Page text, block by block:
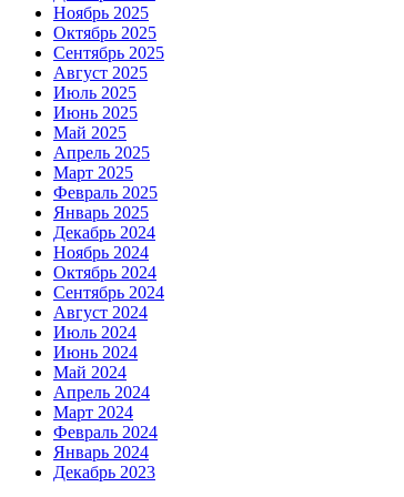
Ноябрь 2025
Октябрь 2025
Сентябрь 2025
Август 2025
Июль 2025
Июнь 2025
Май 2025
Апрель 2025
Март 2025
Февраль 2025
Январь 2025
Декабрь 2024
Ноябрь 2024
Октябрь 2024
Сентябрь 2024
Август 2024
Июль 2024
Июнь 2024
Май 2024
Апрель 2024
Март 2024
Февраль 2024
Январь 2024
Декабрь 2023